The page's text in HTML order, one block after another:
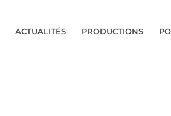
ACTUALITÉS PRODUCTIONS